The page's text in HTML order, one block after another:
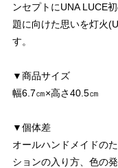
ンセプトにUNA LUCE
題に向けた思いを灯火
す。
▼商品サイズ
幅6.7㎝×高さ40.5㎝
▼個体差
オールハンドメイドの
ションの入り方、色の